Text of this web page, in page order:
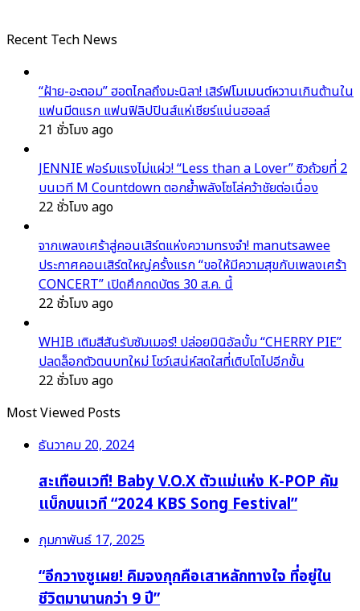
Recent Tech News
“ฝ้าย-อะตอม” ฮอตไกลถึงมะนิลา! เสิร์ฟโมเมนต์หวานเกินต้านใน
แฟนมีตแรก แฟนฟิลิปปินส์แห่เชียร์แน่นฮอลล์
21 ชั่วโมง ago
JENNIE ฟอร์มแรงไม่แผ่ว! “Less than a Lover” ซิวถ้วยที่ 2
บนเวที M Countdown ตอกย้ำพลังโซโล่คว้าชัยต่อเนื่อง
22 ชั่วโมง ago
จากเพลงเศร้าสู่คอนเสิร์ตแห่งความทรงจำ! manutsawee
ประกาศคอนเสิร์ตใหญ่ครั้งแรก “ขอให้มีความสุขกับเพลงเศร้า
CONCERT” เปิดศึกกดบัตร 30 ส.ค. นี้
22 ชั่วโมง ago
WHIB เติมสีสันรับซัมเมอร์! ปล่อยมินิอัลบั้ม “CHERRY PIE”
ปลดล็อกตัวตนบทใหม่ โชว์เสน่ห์สดใสที่เติบโตไปอีกขั้น
22 ชั่วโมง ago
Most Viewed Posts
ธันวาคม 20, 2024
สะเทือนเวที! Baby V.O.X ตัวแม่แห่ง K-POP คัม
แบ็กบนเวที “2024 KBS Song Festival”
กุมภาพันธ์ 17, 2025
“อีกวางซูเผย! คิมจงกุกคือเสาหลักทางใจ ที่อยู่ใน
ชีวิตมานานกว่า 9 ปี”